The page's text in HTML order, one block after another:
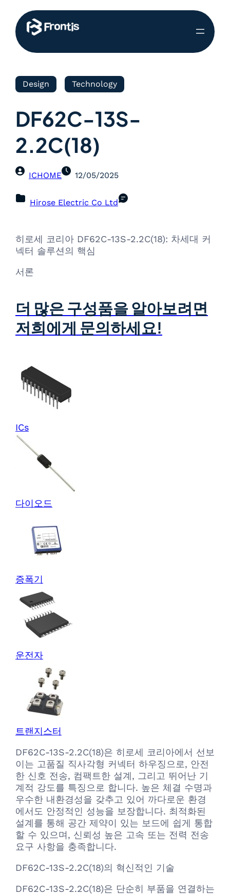
Design Technology
DF62C-13S-
2.2C(18)
ICHOME 12/05/2025
Hirose Electric Co Ltd
히로세 코리아 DF62C-13S-2.2C(18): 차세대 커
넥터 솔루션의 핵심
서론
더 많은 구성품을 알아보려면
저희에게 문의하세요!
ICs
다이오드
증폭기
운전자
트랜지스터
DF62C-13S-2.2C(18)은 히로세 코리아에서 선보
이는 고품질 직사각형 커넥터 하우징으로, 안전
한 신호 전송, 컴팩트한 설계, 그리고 뛰어난 기
계적 강도를 특징으로 합니다. 높은 체결 수명과
우수한 내환경성을 갖추고 있어 까다로운 환경
에서도 안정적인 성능을 보장합니다. 최적화된
설계를 통해 공간 제약이 있는 보드에 쉽게 통합
할 수 있으며, 신뢰성 높은 고속 또는 전력 전송
요구 사항을 충족합니다.
DF62C-13S-2.2C(18)의 혁신적인 기술
DF62C-13S-2.2C(18)은 단순히 부품을 연결하는